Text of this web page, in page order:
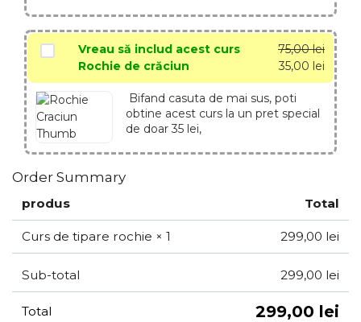
Vreau să includ acest curs
Rochie de crăciun
75,00lei
35,00 lei
Bifand casuta de mai sus, poti
obtine acest curs la un pret special
de doar 35 lei,
Order Summary
produs Total
Curs de tipare rochie × 1 299,00 lei
Sub-total 299,00 lei
Total 299,00 lei